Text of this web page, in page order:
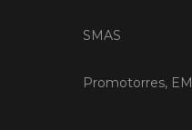
SMAS
Promotorres, EM